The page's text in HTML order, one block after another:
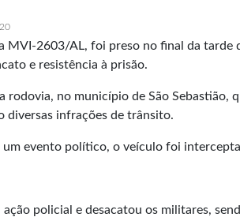
MVI-2603/AL, foi preso no final da tarde
e resistência à prisão.
rodovia, no município de São Sebastião,
diversas infrações de trânsito.
um evento político, o veículo foi
policial e desacatou os militares,